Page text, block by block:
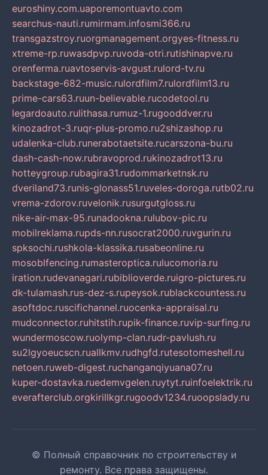
euroshiny.com.uaporemontuavto.com
searchus-nauti.rumirmam.infosmi366.ru
transgazstroy.ruorgmanagement.orgyes-fitness.ru
xtreme-rp.ruwasdpvp.ruvoda-otri.rutishinapve.ru
orenferma.ruavtoservis-avgust.rulord-tv.ru
backstage-682-music.rulordfilm7.rulordfilm13.ru
prime-cars63.ruun-believable.rucodetool.ru
legardoauto.rulithasa.rumuz-1.rugooddver.ru
kinozadrot-3.ruqr-plus-promo.ru2shizashop.ru
udalenka-club.runerabotaetsite.rucarszona-bu.ru
dash-cash-now.rubravoprod.rukinozadrot13.ru
hotteygroup.rubagira31.rudommarketnsk.ru
dveriland73.runis-glonass51.ruveles-doroga.rutb02.ru
vrema-zdorov.ruvelonik.rusurgutgloss.ru
nike-air-max-95.runadookna.rulubov-pic.ru
mobilreklama.rupds-nn.rusocrat2000.ruvgurin.ru
spksochi.rushkola-klassika.rusabeonline.ru
mosoblfencing.rumasteroptica.rulucomoria.ru
iration.rudevanagari.rubiblioverde.ruigro-pictures.ru
dk-tulamash.rus-dez-s.rupeysok.rublackcountess.ru
asoftdoc.ruscifichannel.ruocenka-appraisal.ru
mudconnector.ruhitstih.rupik-finance.ruvip-surfing.ru
wundermoscow.ruolymp-clan.rudr-pavlush.ru
su2lgyoeucscn.ruallkmv.rudhgfd.rutesotomeshell.ru
netoen.ruweb-digest.ruchanganqiyuana07.ru
kuper-dostavka.ruedemvgelen.ruytyt.ruinfoelektrik.ru
everafterclub.orgkirillkgr.rugoodv1234.ruoopslady.ru
© Полный справочник по строительству и
ремонту. Все права защищены.